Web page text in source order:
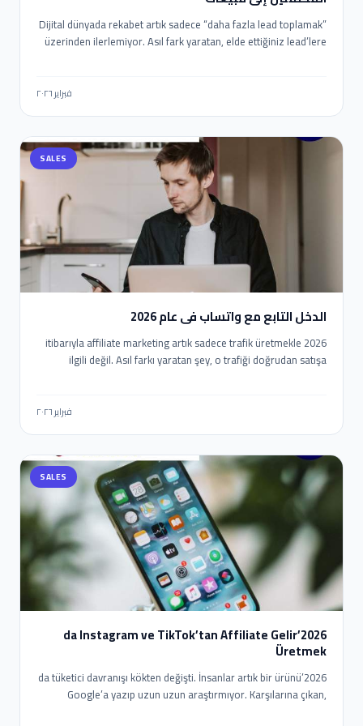
Dijital dünyada rekabet artık sadece “daha fazla lead toplamak”
üzerinden ilerlemiyor. Asıl fark yaratan, elde ettiğiniz lead’lere
iletişim kanallarından biri olurken; n8n gibi araçlar sayesinde bu
kurmayı, Eaglet ve Leadocean gibi platformlardan gelen
lead’leri satışa dönüştürmeyi ve bu süreci nasıl optimize
edebileceğinizi detaylı şekilde ele alıyoruz.
فبراير ٢٠٢٦
SALES
الدخل التابع مع واتساب في عام 2026
2026 itibarıyla affiliate marketing artık sadece trafik üretmekle
ilgili değil. Asıl farkı yaratan şey, o trafiği doğrudan satışa
açılma oranları düşerken, WhatsApp mesajlarının okunma oranı
burada kritik fark şu: Manuel mesaj atanlar değil, otomasyon
kuranlar kazanıyor.
فبراير ٢٠٢٦
SALES
2026’da Instagram ve TikTok’tan Affiliate Gelir
Üretmek
2026’da tüketici davranışı kökten değişti. İnsanlar artık bir ürünü
Google’a yazıp uzun uzun araştırmıyor. Karşılarına çıkan,